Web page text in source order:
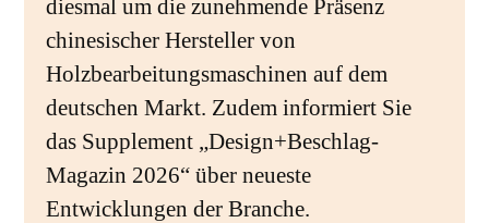
diesmal um die zunehmende Präsenz
chinesischer Hersteller von
Holzbearbeitungsmaschinen auf dem
deutschen Markt. Zudem informiert Sie
das Supplement „Design+Beschlag-
Magazin 2026“ über neueste
Entwicklungen der Branche.